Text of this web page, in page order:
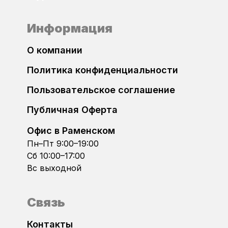
FIAT
Ford
GAC
Geely
GMC
Bosch MEVD17.2.G
Bosch MEVD17.2.H
Bosch MG1CS024
Bosch MG1CS049
Bosch MG1CS201
Bosch MG1CS221
Информация
О компании
Политика конфиденциальности
Пользовательское соглашение
Публичная Оферта
Офис в Раменском
Пн–Пт 9:00–19:00
Сб 10:00–17:00
Вс выходной
Связь
Контакты